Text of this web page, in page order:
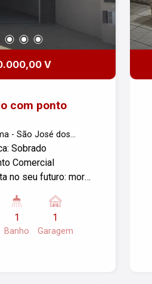
V
com ponto
- São José dos
Sobrado
Comercial
no seu futuro: more
de renda de
de franca
1
Banho
1
Garagem